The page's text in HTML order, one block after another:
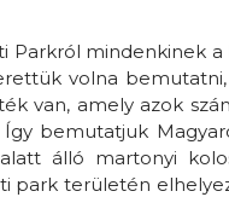
Parkról mindenkinek
volna
van, amely azok
bemutatjuk
álló martonyi
park területén